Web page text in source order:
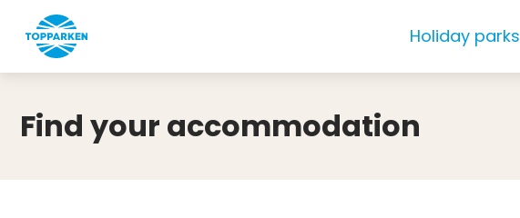
Holiday parks
Find your accommodation